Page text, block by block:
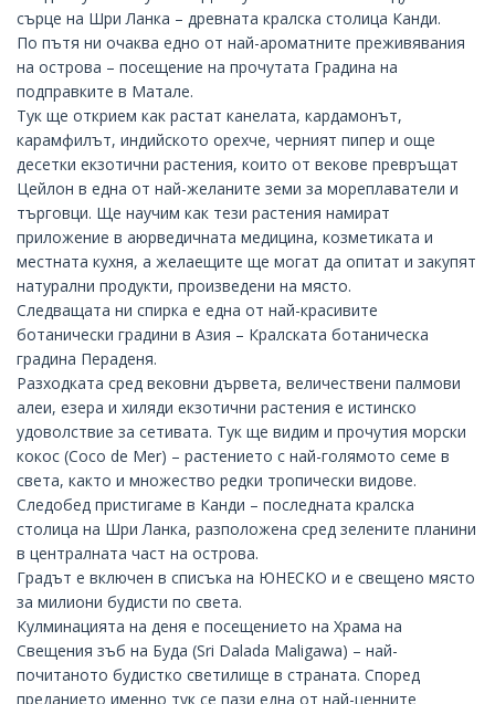
сърце на Шри Ланка – древната кралска столица Канди.
По пътя ни очаква едно от най-ароматните преживявания
на острова – посещение на прочутата Градина на
подправките в Матале.
Тук ще открием как растат канелата, кардамонът,
карамфилът, индийското орехче, черният пипер и още
десетки екзотични растения, които от векове превръщат
Цейлон в една от най-желаните земи за мореплаватели и
търговци. Ще научим как тези растения намират
приложение в аюрведичната медицина, козметиката и
местната кухня, а желаещите ще могат да опитат и закупят
натурални продукти, произведени на място.
Следващата ни спирка е една от най-красивите
ботанически градини в Азия – Кралската ботаническа
градина Пераденя.
Разходката сред вековни дървета, величествени палмови
алеи, езера и хиляди екзотични растения е истинско
удоволствие за сетивата. Тук ще видим и прочутия морски
кокос (Coco de Mer) – растението с най-голямото семе в
света, както и множество редки тропически видове.
Следобед пристигаме в Канди – последната кралска
столица на Шри Ланка, разположена сред зелените планини
в централната част на острова.
Градът е включен в списъка на ЮНЕСКО и е свещено място
за милиони будисти по света.
Кулминацията на деня е посещението на Храма на
Свещения зъб на Буда (Sri Dalada Maligawa) – най-
почитаното будистко светилище в страната. Според
преданието именно тук се пази една от най-ценните